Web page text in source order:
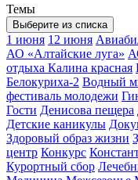
Темы
Выберите из списка
1 июня 12 июня
АО «Алтайские луга»
отдыха Калина красная
Белокуриха-2 Водный
фестиваль молодежи
Гости Денисова пещера
Детские каникулы
Здоровый образ жизни
центр Конкурс
Курортный сбор